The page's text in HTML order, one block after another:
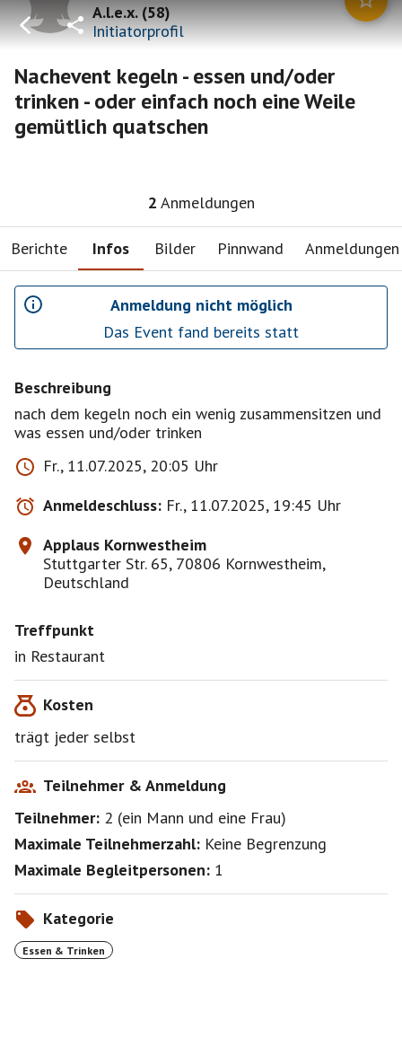
A.l.e.x.(58)
Initiatorprofil
Nachevent kegeln - essen und/oder
trinken - oder einfach noch eine Weile
gemütlich quatschen
2 Anmeldungen
Berichte Infos Bilder Pinnwand Anmeldungen
Anmeldung nicht möglich
Das Event fand bereits statt
Beschreibung
nach dem kegeln noch ein wenig zusammensitzen und
Fr., 11.07.2025, 20:05 Uhr
Anmeldeschluss: Fr., 11.07.2025, 19:45 Uhr
Applaus Kornwestheim
Stuttgarter Str. 65, 70806 Kornwestheim,
Deutschland
Treffpunkt
in Restaurant
Kosten
trägt jeder selbst
Teilnehmer & Anmeldung
Teilnehmer: 2 (ein Mann und eine Frau)
Maximale Teilnehmerzahl: Keine Begrenzung
Maximale Begleitpersonen: 1
Kategorie
Essen & Trinken